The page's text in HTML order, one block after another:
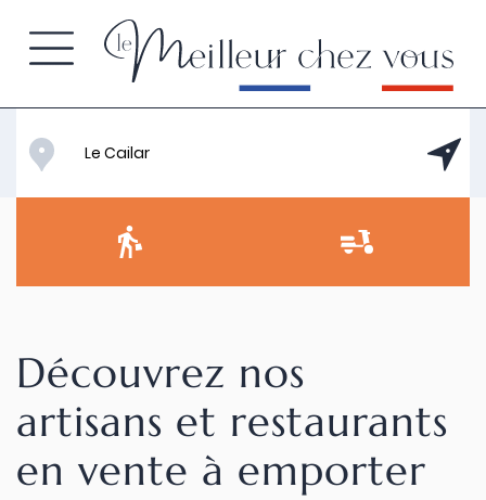
Découvrez nos
artisans et restaurants
en vente à emporter